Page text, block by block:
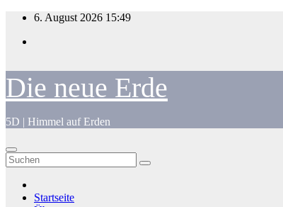
Zum
springen
6. August 2026 15:49
Die neue Erde
5D | Himmel auf Erden
Startseite